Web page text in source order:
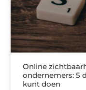
Online
ondernemers: 5
kunt doen